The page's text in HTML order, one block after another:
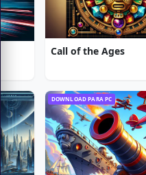
Call of the Ages
DOWNLOAD PARA PC